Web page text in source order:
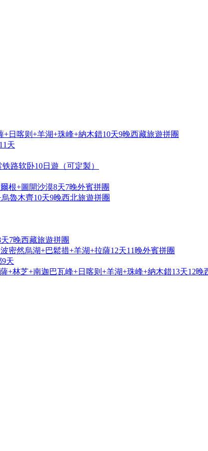
日喀则+羊湖+珠峰+納木錯10天9晚西藏旅遊拼團
天
路软卧10日遊（可定製）
根+圖開沙漠8天7晚外賓拼團
魯木齊10天9晚西北旅遊拼團
7晚西藏旅遊拼團
密然烏湖+巴鬆措+羊湖+拉薩12天11晚外賓拼團
天
+林芝+南迦巴瓦峰+日喀则+羊湖+珠峰+納木錯13天12晚